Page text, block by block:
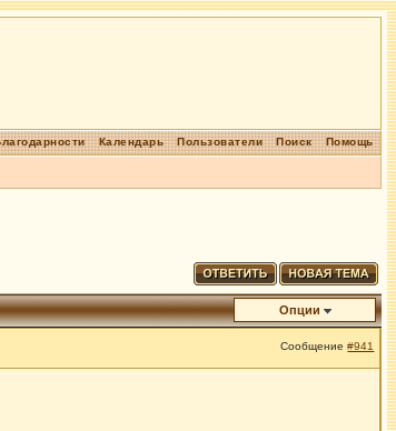
Помощь
Поиск
Пользователи
Календарь
Опции
Сообщение#941